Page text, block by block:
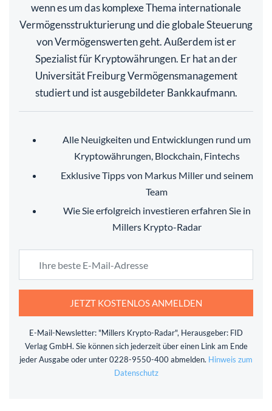
wenn es um das komplexe Thema internationale
Vermögensstrukturierung und die globale Steuerung
von Vermögenswerten geht. Außerdem ist er
Spezialist für Kryptowährungen. Er hat an der
Universität Freiburg Vermögensmanagement
studiert und ist ausgebildeter Bankkaufmann.
Alle Neuigkeiten und Entwicklungen rund um
Kryptowährungen, Blockchain, Fintechs
Exklusive Tipps von Markus Miller und seinem
Team
Wie Sie erfolgreich investieren erfahren Sie in
Millers Krypto-Radar
JETZT KOSTENLOS ANMELDEN
E-Mail-Newsletter: "Millers Krypto-Radar", Herausgeber: FID
Verlag GmbH. Sie können sich jederzeit über einen Link am Ende
jeder Ausgabe oder unter 0228-9550-400 abmelden. Hinweis zum
Datenschutz